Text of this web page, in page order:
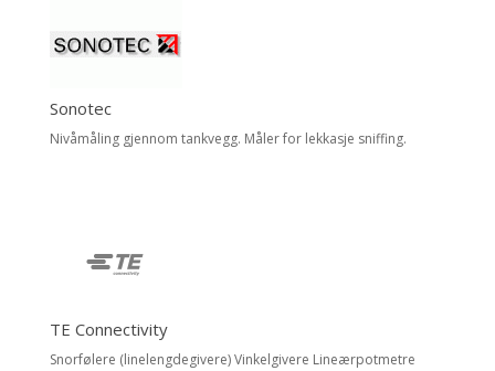
Sonotec
Nivåmåling gjennom tankvegg. Måler for lekkasje sniffing.
TE Connectivity
Snorfølere (linelengdegivere) Vinkelgivere Lineærpotmetre